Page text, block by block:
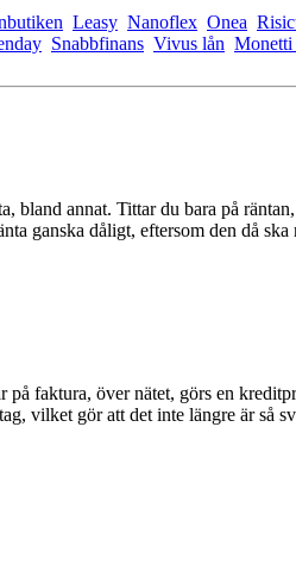
Leasy Nanoflex Onea
Snabbfinans Vivus lån Monetti
annat. Tittar du bara på
ganska dåligt, eftersom den då
faktura, över nätet, görs en
vilket gör att det inte längre är så